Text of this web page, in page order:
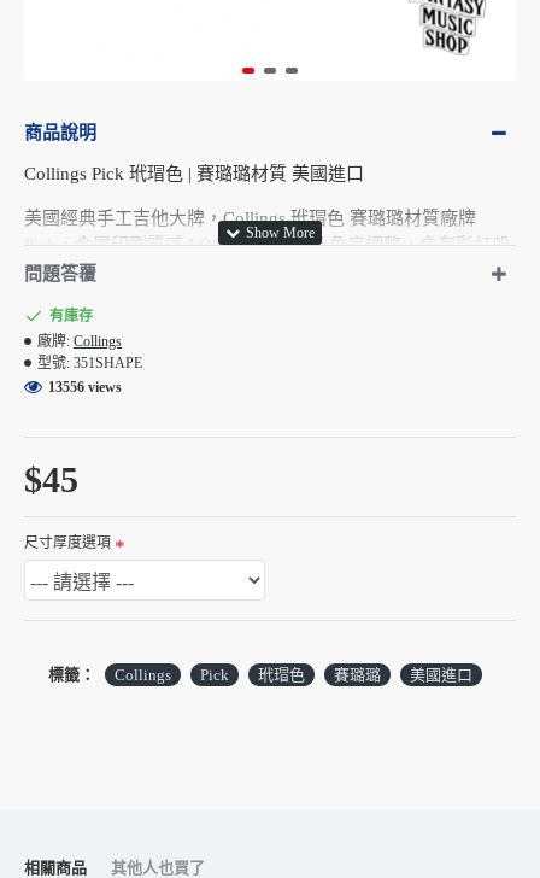
商品說明
Collings Pick 玳瑁色 | 賽璐璐材質 美國進口
美國經典手工吉他大牌，Collings 玳瑁色 賽璐璐材質廠牌
Pick，金屬印刷質感 LOGO，隨燈光及角度調整，會有彩虹般
光澤。
三種厚度選擇：
Medium (.68 mm)
Heavy (.91 mm)
問題答覆
$45
有庫存
廠牌: Collings
型號: 351SHAPE
13556 views
尺寸厚度選項
標籤： Collings Pick 玳瑁色 賽璐璐 美國進口
相關商品 其他人也買了